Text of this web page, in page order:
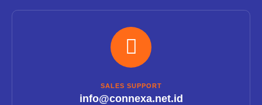
SALES SUPPORT
info@connexa.net.id